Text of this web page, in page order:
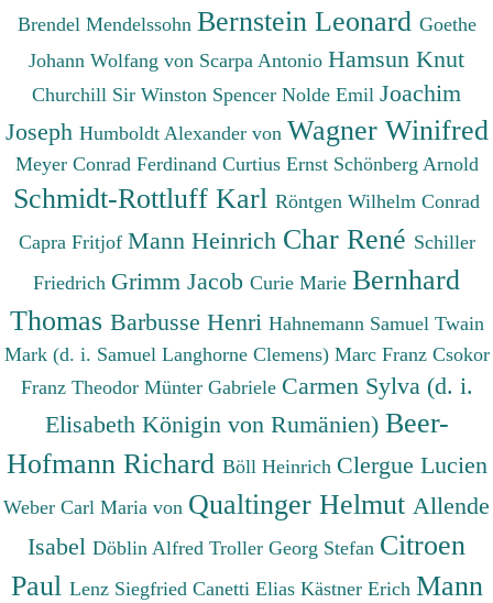
Brendel Mendelssohn Bernstein Leonard Goethe
Johann Wolfang von Scarpa Antonio Hamsun Knut
Churchill Sir Winston Spencer Nolde Emil Joachim
Joseph Humboldt Alexander von Wagner Winifred
Meyer Conrad Ferdinand Curtius Ernst Schönberg Arnold
Schmidt-Rottluff Karl Röntgen Wilhelm Conrad
Capra Fritjof Mann Heinrich Char René Schiller
Friedrich Grimm Jacob Curie Marie Bernhard
Thomas Barbusse Henri Hahnemann Samuel Twain
Mark (d. i. Samuel Langhorne Clemens) Marc Franz Csokor
Franz Theodor Münter Gabriele Carmen Sylva (d. i.
Elisabeth Königin von Rumänien) Beer-
Hofmann Richard Böll Heinrich Clergue Lucien
Weber Carl Maria von Qualtinger Helmut Allende
Isabel Döblin Alfred Troller Georg Stefan Citroen
Paul Lenz Siegfried Canetti Elias Kästner Erich Mann